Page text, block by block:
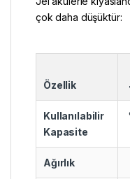
çok daha düşüktür:
Özellik
Kullanılabilir
Kapasite
Ağırlık